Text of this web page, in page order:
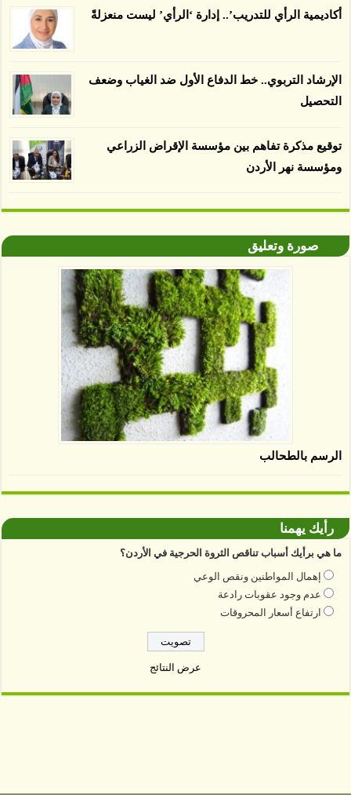
أكاديمية الرأي للتدريب’.. إدارة ‘الرأي’ ليست منعزلةً
الإرشاد التربوي.. خط الدفاع الأول ضد الغياب وضعف
التحصيل
توقيع مذكرة تفاهم بين مؤسسة الإقراض الزراعي
ومؤسسة نهر الأردن
صورة وتعليق
الرسم بالطحالب
رأيك يهمنا
ما هي برأيك أسباب تناقص الثروة الحرجية في الأردن؟
إهمال المواطنين ونقص الوعي
عدم وجود عقوبات رادعة
ارتفاع أسعار المحروقات
عرض النتائج